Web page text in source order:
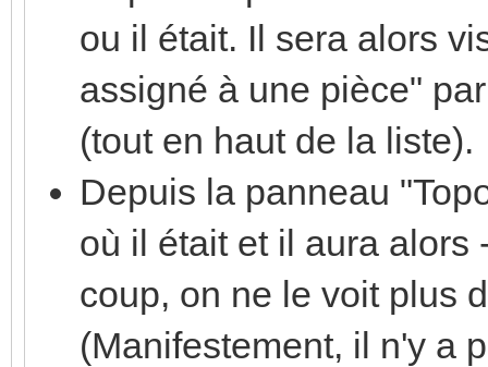
ou il était. Il sera alors
assigné à une pièce"
(tout en haut de la liste).
Depuis la panneau
où il était et il aura alors
coup, on ne le voit plus
(Manifestement, il n'y a